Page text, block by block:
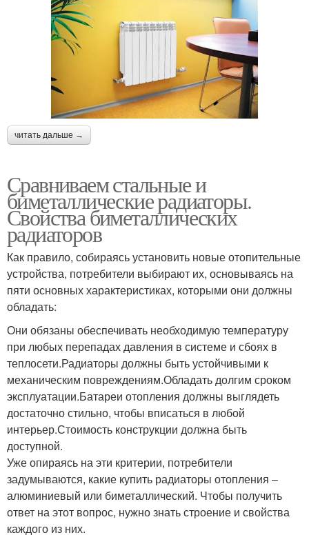
читать дальше →
Сравниваем стальные и
биметаллические радиаторы.
Свойства биметаллических
радиаторов
Как правило, собираясь установить новые отопительные
устройства, потребители выбирают их, основываясь на
пяти основных характеристиках, которыми они должны
обладать:
Они обязаны обеспечивать необходимую температуру
при любых перепадах давления в системе и сбоях в
теплосети.Радиаторы должны быть устойчивыми к
механическим повреждениям.Обладать долгим сроком
эксплуатации.Батареи отопления должны выглядеть
достаточно стильно, чтобы вписаться в любой
интерьер.Стоимость конструкции должна быть
доступной.
Уже опираясь на эти критерии, потребители
задумываются, какие купить радиаторы отопления –
алюминиевый или биметаллический. Чтобы получить
ответ на этот вопрос, нужно знать строение и свойства
каждого из них.